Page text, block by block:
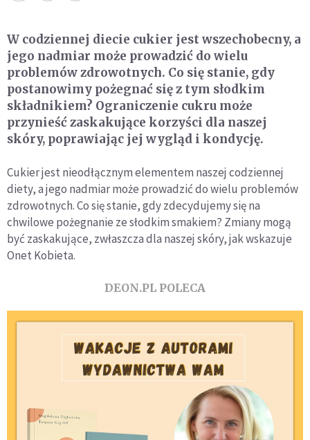
W codziennej diecie cukier jest wszechobecny, a
jego nadmiar może prowadzić do wielu
problemów zdrowotnych. Co się stanie, gdy
postanowimy pożegnać się z tym słodkim
składnikiem? Ograniczenie cukru może
przynieść zaskakujące korzyści dla naszej
skóry, poprawiając jej wygląd i kondycję.
Cukier jest nieodłącznym elementem naszej codziennej
diety, a jego nadmiar może prowadzić do wielu problemów
zdrowotnych. Co się stanie, gdy zdecydujemy się na
chwilowe pożegnanie ze słodkim smakiem? Zmiany mogą
być zaskakujące, zwłaszcza dla naszej skóry, jak wskazuje
Onet Kobieta.
DEON.PL POLECA